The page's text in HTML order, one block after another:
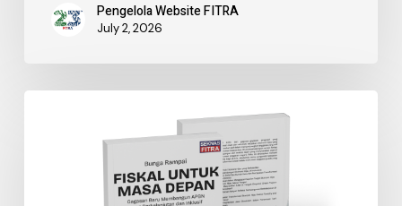
Pengelola Website FITRA
July 2, 2026